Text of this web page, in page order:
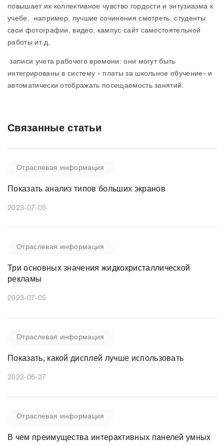
повышает их коллективное чувство гордости и энтузиазма к
учебе. например, лучшие сочинения смотреть, студенты
свои фотографии, видео, кампус сайт самостоятельной
работы ит.д.
записи учета рабочего времени: они могут быть
интегрированы в систему « платы за школьное обучение» и
автоматически отображать посещаемость занятий.
Связанные статьи
Отраслевая информация
Показать анализ типов больших экранов
2023-07-05
Отраслевая информация
Три основных значения жидкокристаллической
рекламы
2023-07-05
Отраслевая информация
Показать, какой дисплей лучше использовать
2023-06-27
Отраслевая информация
В чем преимущества интерактивных панелей умных